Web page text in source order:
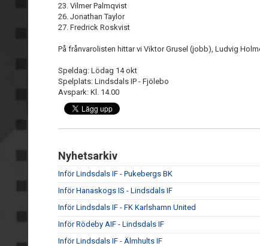
23. Vilmer Palmqvist
26. Jonathan Taylor
27. Fredrick Roskvist
På frånvarolisten hittar vi Viktor Grusel (jobb), Ludvig
Speldag: Lödag 14 okt
Spelplats: Lindsdals IP - Fjölebo
Avspark: Kl. 14.00
Nyhetsarkiv
Inför Lindsdals IF - Pukebergs BK
Inför Hanaskogs IS - Lindsdals IF
Inför Lindsdals IF - FK Karlshamn United
Inför Rödeby AIF - Lindsdals IF
Inför Lindsdals IF - Älmhults IF